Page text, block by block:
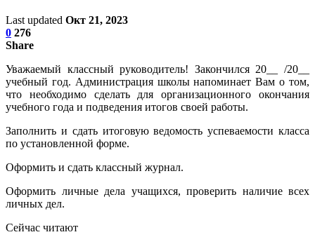
Last updated Окт 21, 2023
0 276
Share
Уважаемый классный руководитель! Закончился 20__ /20__
учебный год. Администрация школы напоминает Вам о том,
что необходимо сделать для организационного окончания
учебного года и подведения итогов своей работы.
Заполнить и сдать итоговую ведомость успеваемости класса
по установленной форме.
Оформить и сдать классный журнал.
Оформить личные дела учащихся, проверить наличие всех
личных дел.
Сейчас читают